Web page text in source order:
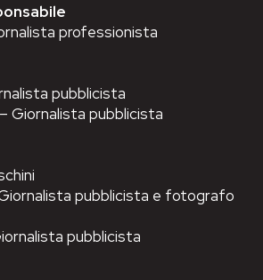
professionista
pubblicista
– Giornalista pubblicista
pubblicista e fotografo
pubblicista